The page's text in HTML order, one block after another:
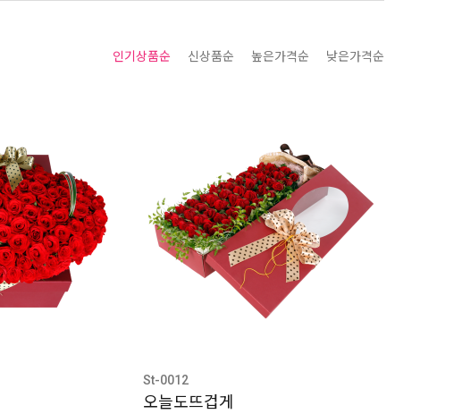
인기상품순 신상품순 높은가격순 낮은가격순
St-0012
오늘도뜨겁게